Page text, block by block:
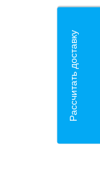
Рассчитать доставку